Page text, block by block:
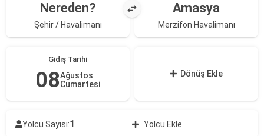
Nereden?
Şehir / Havalimanı
Amasya
Merzifon Havalimanı
Gidiş Tarihi
08Ağustos
Cumartesi
Dönüş Ekle
Yolcu Sayısı:1 Yolcu Ekle